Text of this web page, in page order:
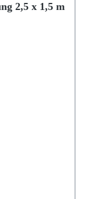
2,5 x 1,5 m